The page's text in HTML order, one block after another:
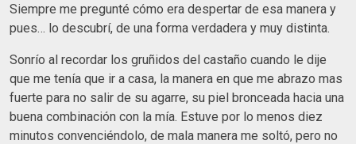
Siempre me pregunté cómo era despertar de esa manera y
pues… lo descubrí, de una forma verdadera y muy distinta.
Sonrío al recordar los gruñidos del castaño cuando le dije
que me tenía que ir a casa, la manera en que me abrazo mas
fuerte para no salir de su agarre, su piel bronceada hacia una
buena combinación con la mía. Estuve por lo menos diez
minutos convenciéndolo, de mala manera me soltó, pero no